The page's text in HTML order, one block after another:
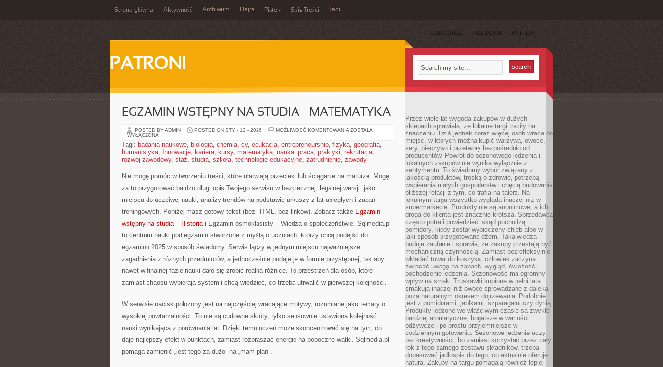
Strona główna Aktywność Archiwum Hajfa Piątek Spis Treści Tagi
SUBSCRIBE FACEBOOK TWITTER
PATRONI
EGZAMIN WSTĘPNY NA STUDIA – MATEMATYKA
POSTED BY ADMIN POSTED ON STY - 12 - 2026 MOŻLIWOŚĆ KOMENTOWANIA EGZAMIN
STUDIA
–
MATEMATYKA
ZOSTAŁA
WYŁĄCZONA
Tagi: badania naukowe, biologia, chemia, cv, edukacja, entrepreneurship, fizyka, geografia,
humanistyka, Innowacje, kariera, kursy, matematyka, nauka, praca, praktyki, rekrutacja,
rozwój zawodowy, staż, studia, szkoła, technologie edukacyjne, zatrudnienie, zawody
Nie mogę pomóc w tworzeniu treści, które ułatwiają przecieki lub ściąganie na maturze. Mogę
za to przygotować bardzo długi opis Twojego serwisu w bezpiecznej, legalnej wersji: jako
miejsca do uczciwej nauki, analizy trendów na podstawie arkuszy z lat ubiegłych i zadań
treningowych. Poniżej masz gotowy tekst (bez HTML, bez linków). Zobacz także Egzamin
wstępny na studia – Historiai Egzamin ósmoklasisty – Wiedza o społeczeństwie. Sqlmedia.pl
to centrum nauki pod egzamin stworzone z myślą o uczniach, którzy chcą podejść do
egzaminu 2025 w sposób świadomy. Serwis łączy w jednym miejscu najważniejsze
zagadnienia z różnych przedmiotów, a jednocześnie podaje je w formie przystępnej, tak aby
nawet w finalnej fazie nauki dało się zrobić realną różnicę. To przestrzeń dla osób, które
zamiast chaosu wybierają system i chcą wiedzieć, co trzeba utrwalić w pierwszej kolejności.
W serwisie nacisk położony jest na najczęściej wracające motywy, rozumiane jako tematy o
wysokiej powtarzalności. To nie są cudowne skróty, tylko sensownie ustawiona kolejność
nauki wynikająca z porównania lat. Dzięki temu uczeń może skoncentrować się na tym, co
daje najlepszy efekt w punktach, zamiast rozpraszać energię na poboczne wątki. Sqlmedia.pl
pomaga zamienić „jest tego za dużo” na „mam plan”.
Przez wiele lat wygoda zakupów w dużych
sklepach sprawiała, że lokalne targi traciły na
znaczeniu. Dziś jednak coraz więcej osób wraca do
miejsc, w których można kupić warzywa, owoce,
sery, pieczywo i przetwory bezpośrednio od
producentów. Powrót do sezonowego jedzenia i
lokalnych zakupów nie wynika wyłącznie z
sentymentu. To świadomy wybór związany z
jakością produktów, troską o zdrowie, potrzebą
wspierania małych gospodarstw i chęcią budowania
bliższej relacji z tym, co trafia na talerz. Na
lokalnym targu wszystko wygląda inaczej niż w
supermarkecie. Produkty nie są anonimowe, a ich
droga do klienta jest znacznie krótsza. Sprzedawca
często potrafi powiedzieć, skąd pochodzą
pomidory, kiedy został wypieczony chleb albo w
jaki sposób przygotowano dżem. Taka wiedza
buduje zaufanie i sprawia, że zakupy przestają być
mechaniczną czynnością. Zamiast bezrefleksyjnie
wkładać towar do koszyka, człowiek zaczyna
zwracać uwagę na zapach, wygląd, świeżość i
pochodzenie jedzenia. Sezonowość ma ogromny
wpływ na smak. Truskawki kupione w pełni lata
smakują inaczej niż owoce sprowadzane z daleka
poza naturalnym okresem dojrzewania. Podobnie
jest z pomidorami, jabłkami, szparagami czy dynią.
Produkty jedzone we właściwym czasie są zwykle
bardziej aromatyczne, bogatsze w wartości
odżywcze i po prostu przyjemniejsze w
codziennym gotowaniu. Sezonowe jedzenie uczy
też kreatywności, bo zamiast korzystać przez cały
rok z tego samego zestawu składników, trzeba
dopasować jadłospis do tego, co aktualnie oferuje
natura. Zakupy na targu pomagają również lepiej